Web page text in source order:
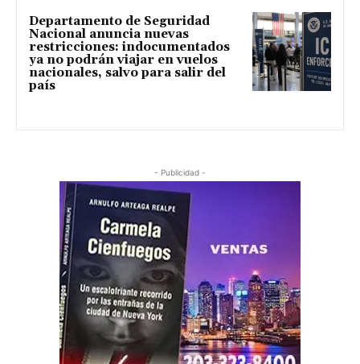
Departamento de Seguridad
Nacional anuncia nuevas
restricciones: indocumentados
ya no podrán viajar en vuelos
nacionales, salvo para salir del
país
- Publicidad -